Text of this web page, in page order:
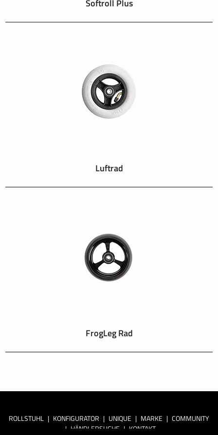
Softroll Plus
Luftrad
FrogLeg Rad
ROLLSTUHL | KONFIGURATOR | UNIQUE | MARKE | COMMUNITY
| HÄNDLERSUCHE | KONTAKT